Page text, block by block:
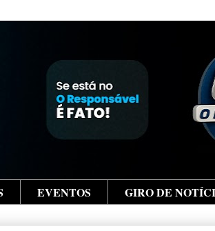
EVENTOS GIRO DE